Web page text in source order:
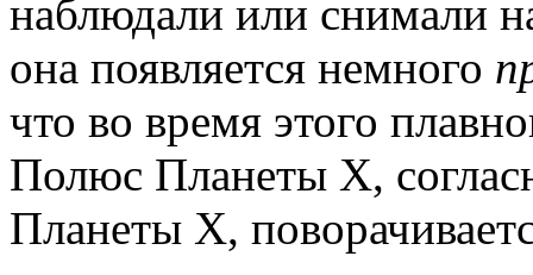
наблюдали или снимали
она появляется немного
что во время этого
Полюс Планеты X,
Планеты X,